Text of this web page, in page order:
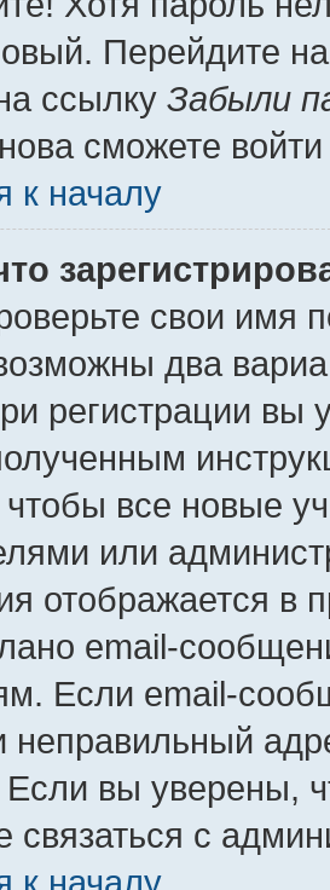
Перейдите
ссылку Забыли
сможете
к началу
свои имя
два
регистрации вы
чтобы все новые
или
отображается в
email-
Если email-
неправильный
вы уверены,
связаться с
к началу